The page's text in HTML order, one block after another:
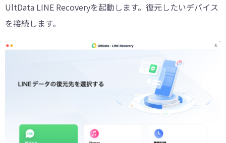
UltData LINE Recoveryを起動します。復元したいデバイス
を接続します。